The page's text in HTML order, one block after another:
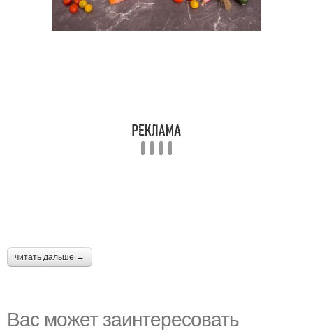
читать дальше →
Вас может заинтересовать